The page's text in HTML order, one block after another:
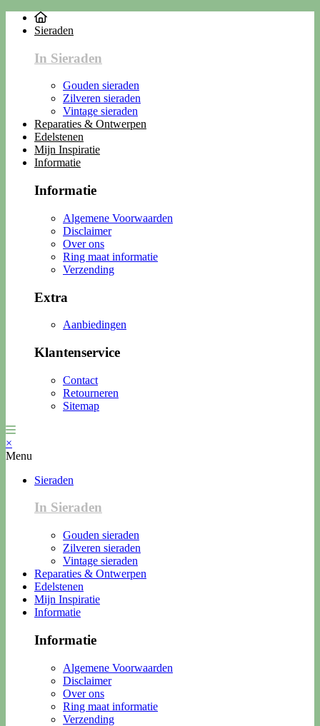
Sieraden
In Sieraden
Gouden sieraden
Zilveren sieraden
Vintage sieraden
Reparaties & Ontwerpen
Edelstenen
Mijn Inspiratie
Informatie
Informatie
Algemene Voorwaarden
Disclaimer
Over ons
Ring maat informatie
Verzending
Extra
Aanbiedingen
Klantenservice
Contact
Retourneren
Sitemap
×
Menu
Sieraden
In Sieraden
Gouden sieraden
Zilveren sieraden
Vintage sieraden
Reparaties & Ontwerpen
Edelstenen
Mijn Inspiratie
Informatie
Informatie
Algemene Voorwaarden
Disclaimer
Over ons
Ring maat informatie
Verzending